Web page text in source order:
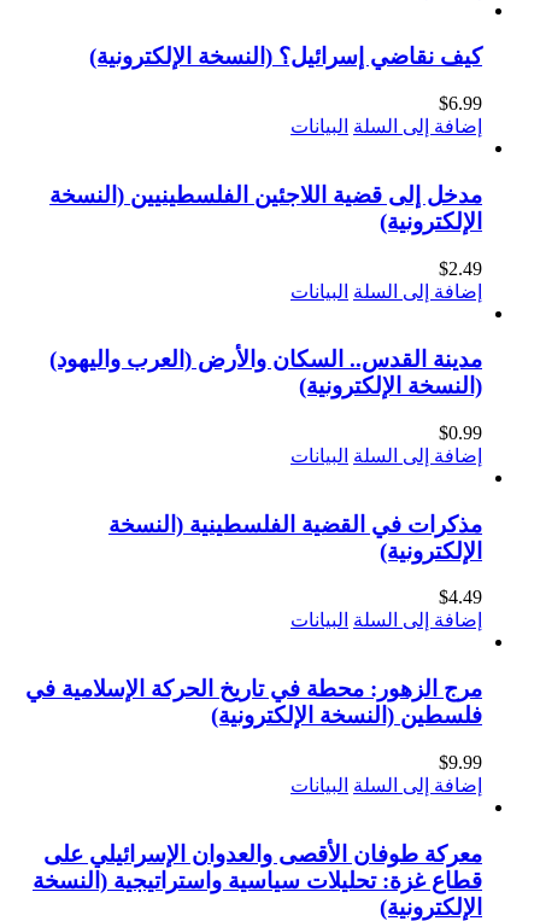
كيف نقاضي إسرائيل؟ (النسخة الإلكترونية)
$6.99
إضافة إلى السلة البيانات
مدخل إلى قضية اللاجئين الفلسطينيين (النسخة
الإلكترونية)
$2.49
إضافة إلى السلة البيانات
مدينة القدس.. السكان والأرض (العرب واليهود)
(النسخة الإلكترونية)
$0.99
إضافة إلى السلة البيانات
مذكرات في القضية الفلسطينية (النسخة
الإلكترونية)
$4.49
إضافة إلى السلة البيانات
مرج الزهور: محطة في تاريخ الحركة الإسلامية في
فلسطين (النسخة الإلكترونية)
$9.99
إضافة إلى السلة البيانات
معركة طوفان الأقصى والعدوان الإسرائيلي على
قطاع غزة: تحليلات سياسية واستراتيجية (النسخة
الإلكترونية)